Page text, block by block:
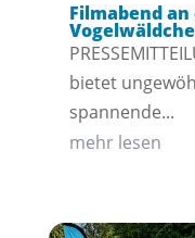
Filmabend
bietet
spannende...
mehr lesen